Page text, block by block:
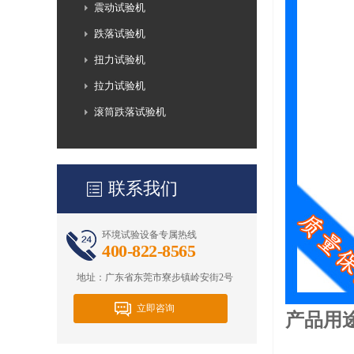
震动试验机
跌落试验机
扭力试验机
拉力试验机
滚筒跌落试验机
联系我们
环境试验设备专属热线
400-822-8565
地址：广东省东莞市寮步镇岭安街2号
立即咨询
产品用